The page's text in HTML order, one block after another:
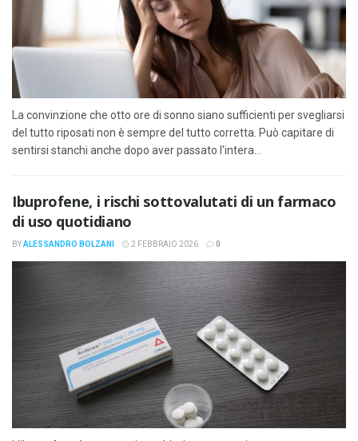
La convinzione che otto ore di sonno siano sufficienti per svegliarsi
del tutto riposati non è sempre del tutto corretta. Può capitare di
sentirsi stanchi anche dopo aver passato l'intera...
Ibuprofene, i rischi sottovalutati di un farmaco
di uso quotidiano
BYALESSANDRO BOLZANI 2 FEBBRAIO 2026 0